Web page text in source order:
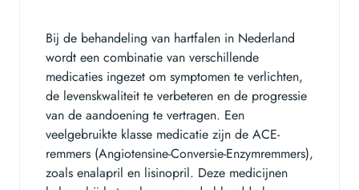
Bij de behandeling van hartfalen in Nederland
wordt een combinatie van verschillende
medicaties ingezet om symptomen te verlichten,
de levenskwaliteit te verbeteren en de progressie
van de aandoening te vertragen. Een
veelgebruikte klasse medicatie zijn de ACE-
remmers (Angiotensine-Conversie-Enzymremmers),
zoals enalapril en lisinopril. Deze medicijnen